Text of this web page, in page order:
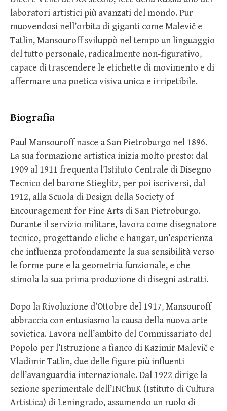
laboratori artistici più avanzati del mondo. Pur
muovendosi nell’orbita di giganti come Malevič e
Tatlin, Mansouroff sviluppò nel tempo un linguaggio
del tutto personale, radicalmente non-figurativo,
capace di trascendere le etichette di movimento e di
affermare una poetica visiva unica e irripetibile.
Biografia
Paul Mansouroff nasce a San Pietroburgo nel 1896.
La sua formazione artistica inizia molto presto: dal
1909 al 1911 frequenta l’Istituto Centrale di Disegno
Tecnico del barone Stieglitz, per poi iscriversi, dal
1912, alla Scuola di Design della Society of
Encouragement for Fine Arts di San Pietroburgo.
Durante il servizio militare, lavora come disegnatore
tecnico, progettando eliche e hangar, un’esperienza
che influenza profondamente la sua sensibilità verso
le forme pure e la geometria funzionale, e che
stimola la sua prima produzione di disegni astratti.
Dopo la Rivoluzione d’Ottobre del 1917, Mansouroff
abbraccia con entusiasmo la causa della nuova arte
sovietica. Lavora nell’ambito del Commissariato del
Popolo per l’Istruzione a fianco di Kazimir Malevič e
Vladimir Tatlin, due delle figure più influenti
dell’avanguardia internazionale. Dal 1922 dirige la
sezione sperimentale dell’INChuK (Istituto di Cultura
Artistica) di Leningrado, assumendo un ruolo di